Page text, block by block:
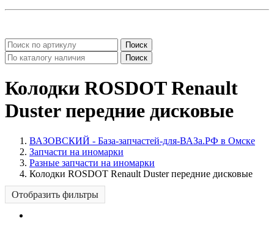
Поиск
Поиск
Колодки ROSDOT Renault
Duster передние дисковые
ВАЗОВСКИЙ - База-запчастей-для-ВАЗа.РФ в Омске
Запчасти на иномарки
Разные запчасти на иномарки
Колодки ROSDOT Renault Duster передние дисковые
Отобразить фильтры